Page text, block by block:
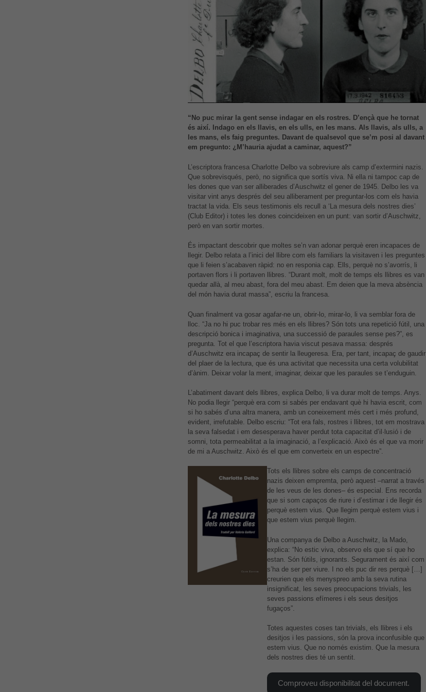
“No puc mirar la gent sense indagar en els rostres. D’ençà que he tornat
és així. Indago en els llavis, en els ulls, en les mans. Als llavis, als ulls, a
les mans, els faig preguntes. Davant de qualsevol que se’m posi al davant
em pregunto: ¿M’hauria ajudat a caminar, aquest?”
L’escriptora francesa Charlotte Delbo va sobreviure als camp d’extermini nazis.
Que sobrevisqués, però, no significa que sortís viva. Ni ella ni tampoc cap de
les dones que van ser alliberades d’Auschwitz el gener de 1945. Delbo les va
visitar vint anys després del seu alliberament per preguntar-los com els havia
tractat la vida. Els seus testimonis els recull a ‘La mesura dels nostres dies’
(Club Editor) i totes les dones coincideixen en un punt: van sortir d’Auschwitz,
però en van sortir mortes.
És impactant descobrir que moltes se’n van adonar perquè eren incapaces de
llegir. Delbo relata a l’inici del llibre com els familiars la visitaven i les preguntes
que li feien s’acabaven ràpid: no en responia cap. Ells, perquè no s’avorrís, li
portaven flors i li portaven llibres. “Durant molt, molt de temps els llibres es van
quedar allà, al meu abast, fora del meu abast. Em deien que la meva absència
del món havia durat massa”, escriu la francesa.
Quan finalment va gosar agafar-ne un, obrir-lo, mirar-lo, li va semblar fora de
lloc. “Ja no hi puc trobar res més en els llibres? Són tots una repetició fútil, una
descripció bonica i imaginativa, una successió de paraules sense pes?”, es
pregunta. Tot el que l’escriptora havia viscut pesava massa: després
d’Auschwitz era incapaç de sentir la lleugeresa. Era, per tant, incapaç de gaudir
del plaer de la lectura, que és una activitat que necessita una certa volubilitat
d’ànim. Deixar volar la ment, imaginar, deixar que les paraules se t’enduguin.
L’abatiment davant dels llibres, explica Delbo, li va durar molt de temps. Anys.
No podia llegir “perquè era com si sabés per endavant què hi havia escrit, com
si ho sabés d’una altra manera, amb un coneixement més cert i més profund,
evident, irrefutable. Delbo escriu: “Tot era fals, rostres i llibres, tot em mostrava
la seva falsedat i em desesperava haver perdut tota capacitat d’il·lusió i de
somni, tota permeabilitat a la imaginació, a l’explicació. Això és el que va morir
de mi a Auschwitz. Això és el que em converteix en un espectre”.
Tots els llibres sobre els camps de concentració
nazis deixen empremta, però aquest –narrat a través
de les veus de les dones– és especial. Ens recorda
que si som capaços de riure i d’estimar i de llegir és
perquè estem vius. Que llegim perquè estem vius i
que estem vius perquè llegim.
Una companya de Delbo a Auschwitz, la Mado,
explica: “No estic viva, observo els que sí que ho
estan. Són fútils, ignorants. Segurament és així com
s’ha de ser per viure. I no els puc dir res perquè […]
creurien que els menyspreo amb la seva rutina
insignificat, les seves preocupacions trivials, les
seves passions efímeres i els seus desitjos
fugaços”.
Totes aquestes coses tan trivials, els llibres i els
desitjos i les passions, són la prova inconfusible que
estem vius. Que no només existim. Que la mesura
dels nostres dies té un sentit.
Comproveu disponibilitat del document.
Necessàries
cookies no
són
són
necessàries
per al bon
Estadístiques
Per a millorar
la nostra web
necessitem
Experiència
Per tal que el
el millor
possible
durant la
vostra visita.
Si rebutges
aquestes
cookies,
alguna
desapareixerà
del lloc web.